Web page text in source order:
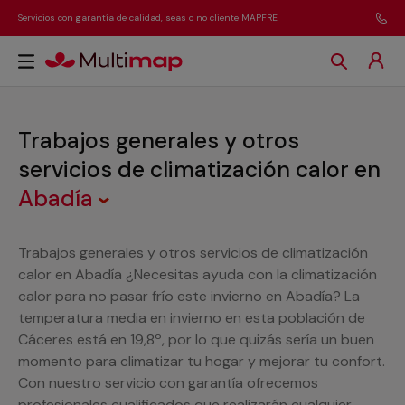
Servicios con garantía de calidad, seas o no cliente MAPFRE
Trabajos generales y otros
servicios de climatización calor en
Abadía
Trabajos generales y otros servicios de climatización
calor en Abadía ¿Necesitas ayuda con la climatización
calor para no pasar frío este invierno en Abadía? La
temperatura media en invierno en esta población de
Cáceres está en 19,8º, por lo que quizás sería un buen
momento para climatizar tu hogar y mejorar tu confort.
Con nuestro servicio con garantía ofrecemos